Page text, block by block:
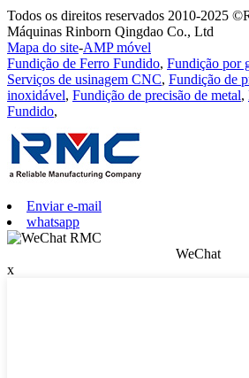
Todos os direitos reservados 2010-2025
Máquinas Rinborn Qingdao Co., Ltd
Mapa do site-AMP móvel
Fundição de Ferro Fundido, Fundição por
Serviços de usinagem CNC, Fundição de
inoxidável, Fundição de precisão de metal,
Fundido,
Enviar e-mail
whatsapp
WeChat
x